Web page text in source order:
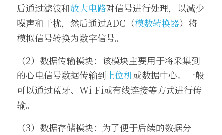
后通过滤波和放大电路对信号进行处理，以减少
噪声和干扰，然后通过ADC（模数转换器）将
模拟信号转换为数字信号。
（2）数据传输模块：该模块主要用于将采集到
的心电信号数据传输到 上位机或数据中心。一般
可以通过蓝牙、Wi-Fi或有线连接等方式进行传
输。
（3）数据存储模块：为了便于后续的数据分